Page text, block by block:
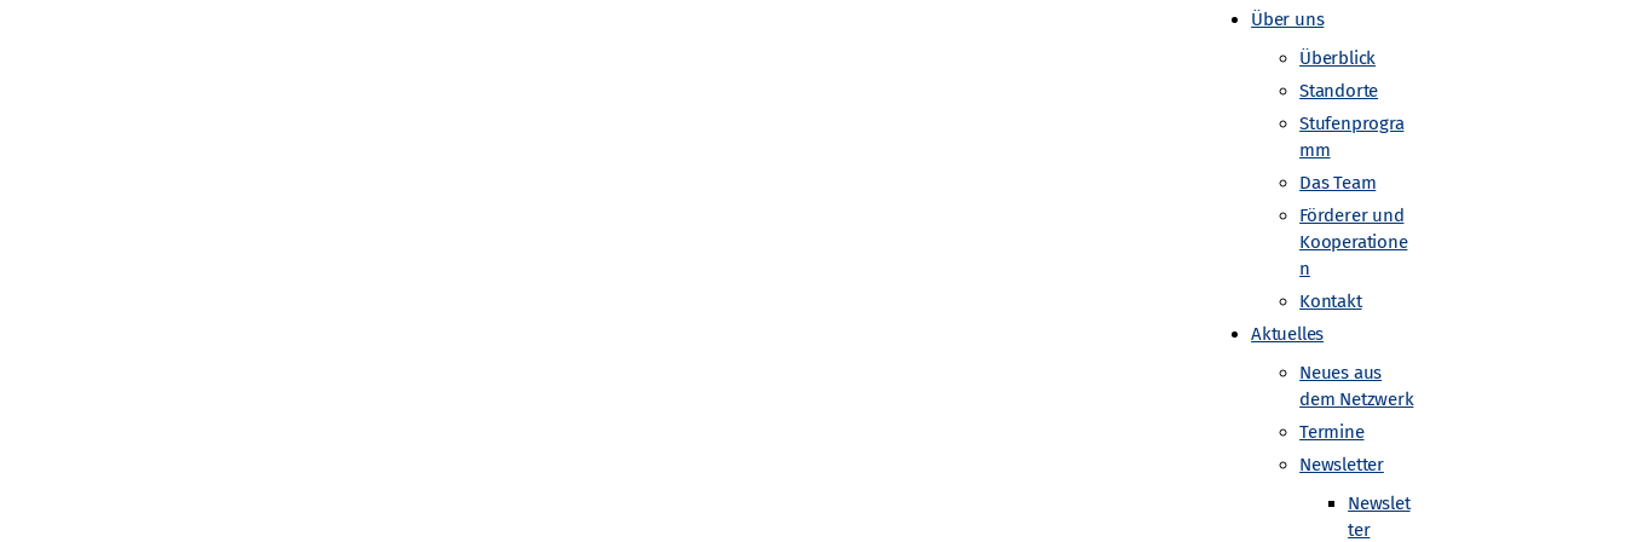
Über uns
Überblick
Standorte
Stufenprogra
mm
Das Team
Förderer und
Kooperatione
n
Kontakt
Aktuelles
Neues aus
dem Netzwerk
Termine
Newsletter
Newslet
ter
Gemeinsam weltweit kosmische Teilchen untersuchen